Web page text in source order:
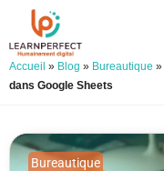
Accueil » Blog » Bureautique »
dans Google Sheets
Bureautique